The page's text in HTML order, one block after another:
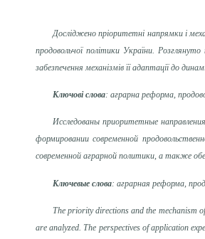
Досліджено пріоритетні напрямки і
продовольчої політики України.
забезпечення механізмів її адаптації до
Ключові слова: аграрна реформа,
Исследованы приоритетные
формировании современной
современной аграрной политики, а также
Ключевые слова: аграрная реформа,
The priority directions and the mechanism
are analyzed. The perspectives of application